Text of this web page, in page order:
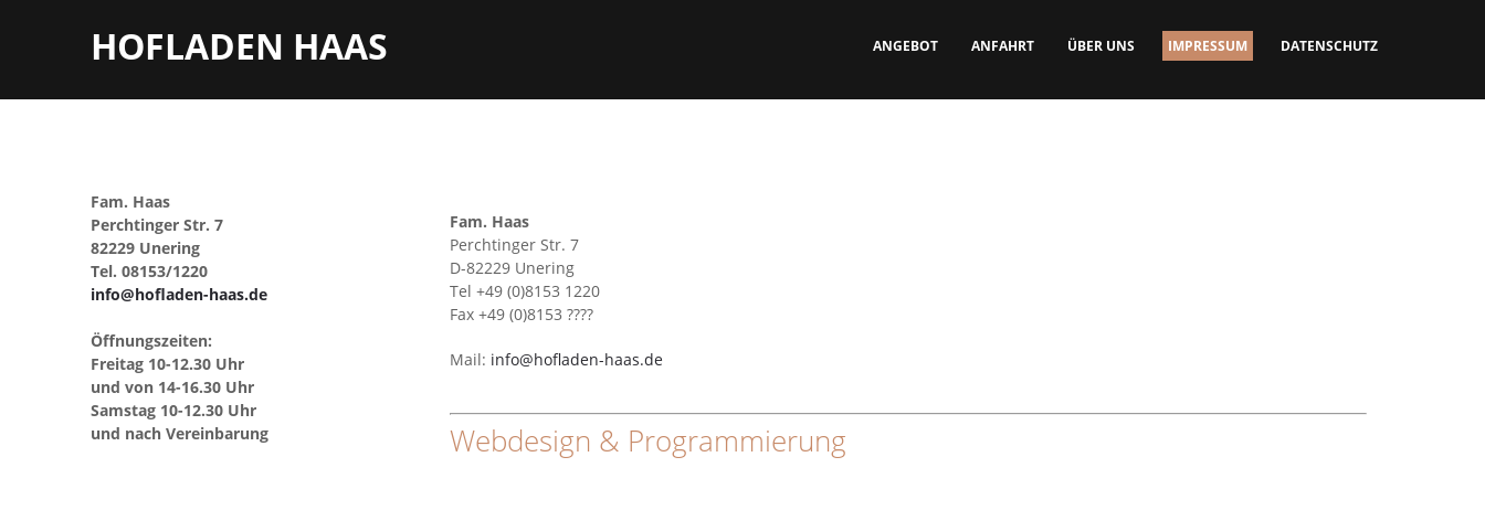
IMPRESSUM
HOFLADEN HAAS ANGEBOT ANFAHRT ÜBER UNS IMPRESSUM DATENSCHUTZ
Fam. Haas
Perchtinger Str. 7
82229 Unering
Tel. 08153/1220
info@hofladen-haas.de
Öffnungszeiten:
Freitag 10-12.30 Uhr
und von 14-16.30 Uhr
Samstag 10-12.30 Uhr
und nach Vereinbarung
Fam. Haas
Perchtinger Str. 7
D-82229 Unering
Tel +49 (0)8153 1220
Fax +49 (0)8153 ????
Mail: info@hofladen-haas.de
Webdesign & Programmierung